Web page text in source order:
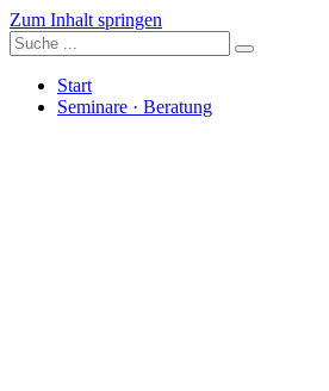
Zum Inhalt springen
Start
Seminare · Beratung